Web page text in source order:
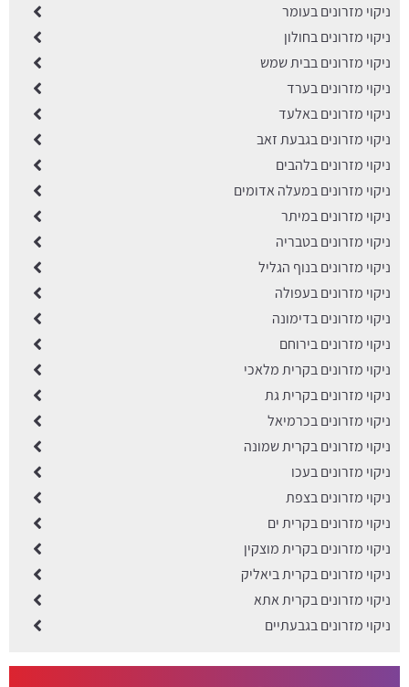
ניקוי מזרונים בעומר
ניקוי מזרונים בחולון
ניקוי מזרונים בבית שמש
ניקוי מזרונים בערד
ניקוי מזרונים באלעד
ניקוי מזרונים בגבעת זאב
ניקוי מזרונים בלהבים
ניקוי מזרונים במעלה אדומים
ניקוי מזרונים במיתר
ניקוי מזרונים בטבריה
ניקוי מזרונים בנוף הגליל
ניקוי מזרונים בעפולה
ניקוי מזרונים בדימונה
ניקוי מזרונים בירוחם
ניקוי מזרונים בקרית מלאכי
ניקוי מזרונים בקרית גת
ניקוי מזרונים בכרמיאל
ניקוי מזרונים בקרית שמונה
ניקוי מזרונים בעכו
ניקוי מזרונים בצפת
ניקוי מזרונים בקרית ים
ניקוי מזרונים בקרית מוצקין
ניקוי מזרונים בקרית ביאליק
ניקוי מזרונים בקרית אתא
ניקוי מזרונים בגבעתיים